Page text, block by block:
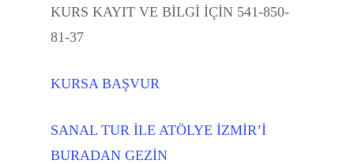
KURS KAYIT VE BİLGİ İÇİN 541-850-
81-37
KURSA BAŞVUR
SANAL TUR İLE ATÖLYE İZMİR’İ
BURADAN GEZİN
İTÜ SUNY PORTFOLYO